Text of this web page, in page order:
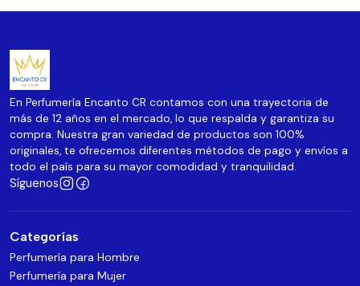
En Perfumería Encanto CR contamos con una trayectoria de
más de 12 años en el mercado, lo que respalda y garantiza su
compra. Nuestra gran variedad de productos son 100%
originales, te ofrecemos diferentes métodos de pago y envíos a
todo el país para su mayor comodidad y tranquilidad.
Síguenos
Categorías
Perfumería para Hombre
Perfumería para Mujer